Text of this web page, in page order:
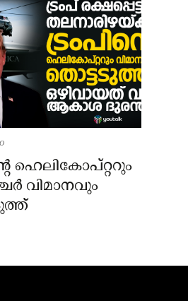
ഹെലികോപ്റ്ററും
വിമാനവും